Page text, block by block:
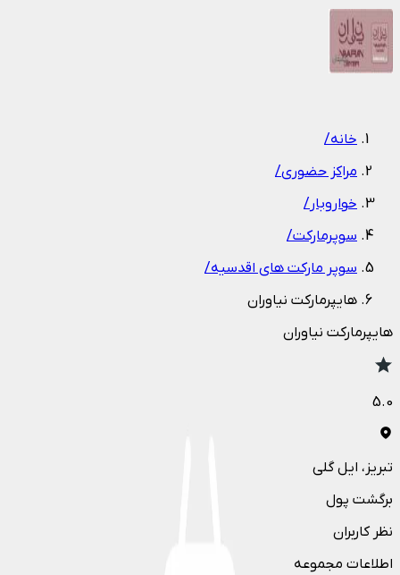
1/1
خانه/
مراکز حضوری/
خواروبار/
سوپرمارکت/
سوپر مارکت های اقدسیه/
هايپرمارکت نياوران
هايپرمارکت نياوران
5.0
تبریز ، ایل گلی
برگشت پول
نظر کاربران
اطلاعات مجموعه